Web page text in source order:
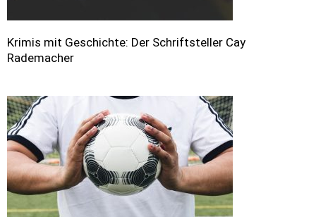
Krimis mit Geschichte: Der Schriftsteller Cay
Rademacher